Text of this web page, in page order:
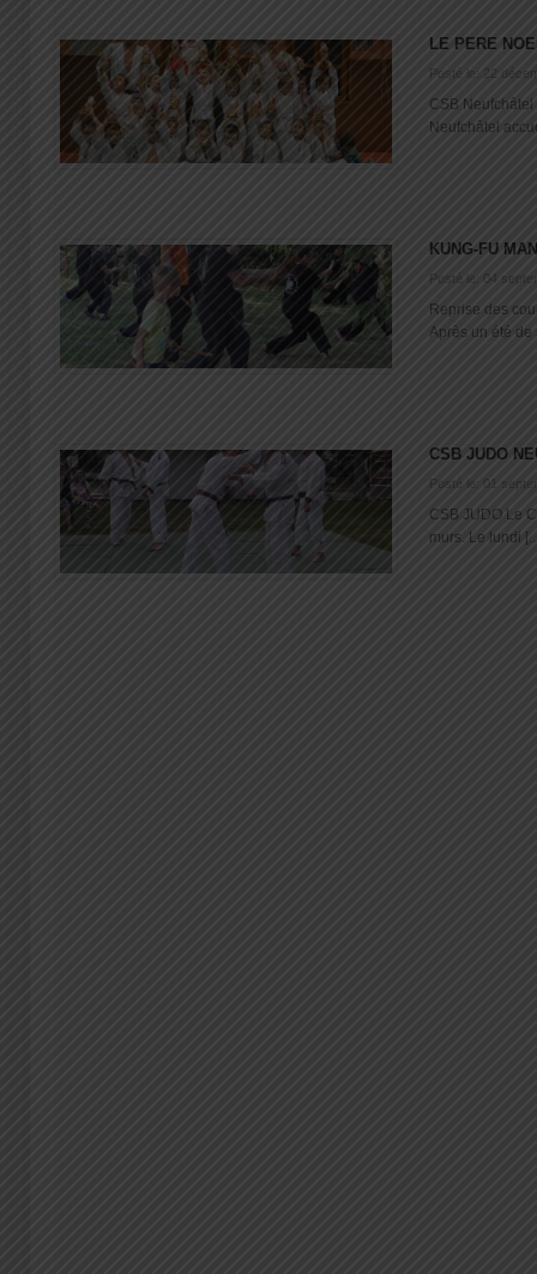
LE PERE
Posté le: 22
CSB
Neufchâtel
KUNG-FU
Posté le: 04
Reprise des
Après un été
CSB JUDO
Posté le: 01
CSB JUDO Le
murs. Le lundi